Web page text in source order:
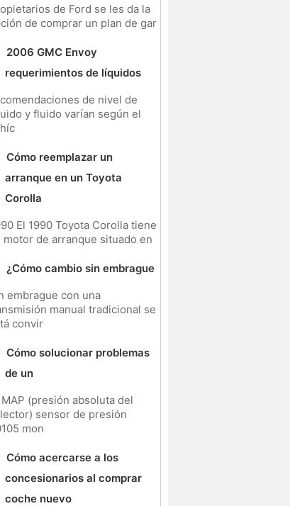
de Ford se les da la
de comprar un plan de gar
2006 GMC Envoy
requerimientos de líquidos
de nivel de
y fluido varían según el
Cómo reemplazar un
arranque en un Toyota
Corolla
El 1990 Toyota Corolla tiene
motor de arranque situado en
¿Cómo cambio sin embrague
embrague con una
manual tradicional se
convir
Cómo solucionar problemas
de un
MAP (presión absoluta del
sensor de presión
mon
Cómo acercarse a los
concesionarios al comprar
coche nuevo